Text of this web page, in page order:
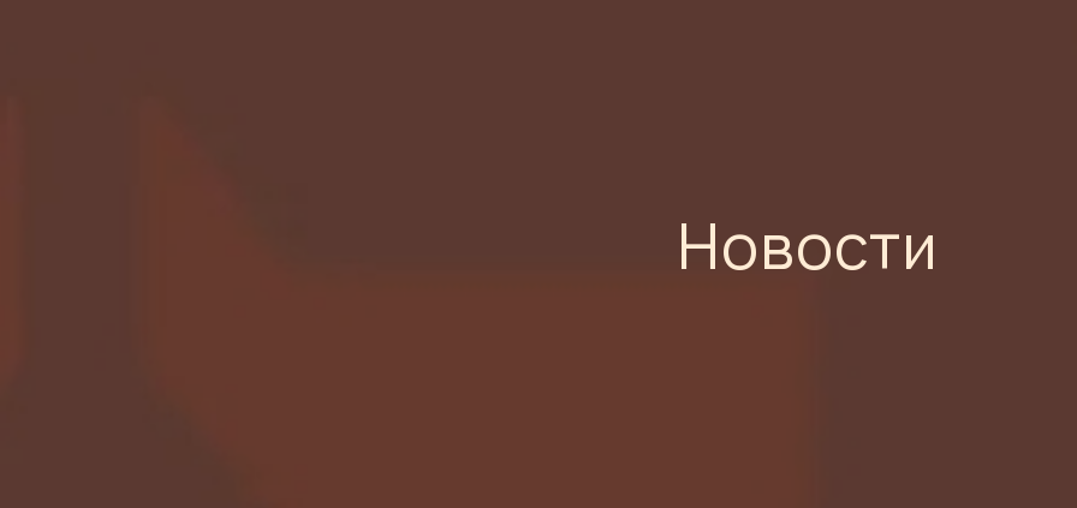
Новости